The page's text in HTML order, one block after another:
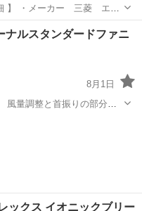
自動お掃除 ・フロアアイ ・内部クリーン ・単相100V ・室...
空調家電 屋根
ルスタンダードファニ
8月1日